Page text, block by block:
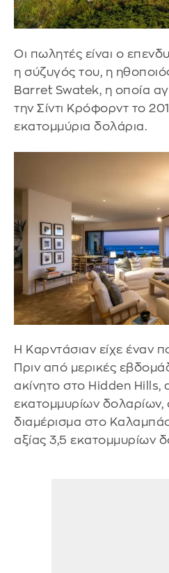
Οι πωλητές είναι ο
η σύζυγός του, η
Barret Swatek, η οποία
την Σίντι Κρόφορντ το
εκατομμύρια δολάρια.
Η Καρντάσιαν είχε έναν
Πριν από μερικές
ακίνητο στο Hidden Hills,
εκατομμυρίων δολαρίων,
διαμέρισμα στο
αξίας 3,5 εκατομμυρίων